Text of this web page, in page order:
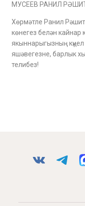
МУСЕЕВ РАНИЛ РӘШИТ
Хөрмәтле Ранил
көнегез белән кайнар
якыннарыгызның
яшәвегезне, барлык
телибез!